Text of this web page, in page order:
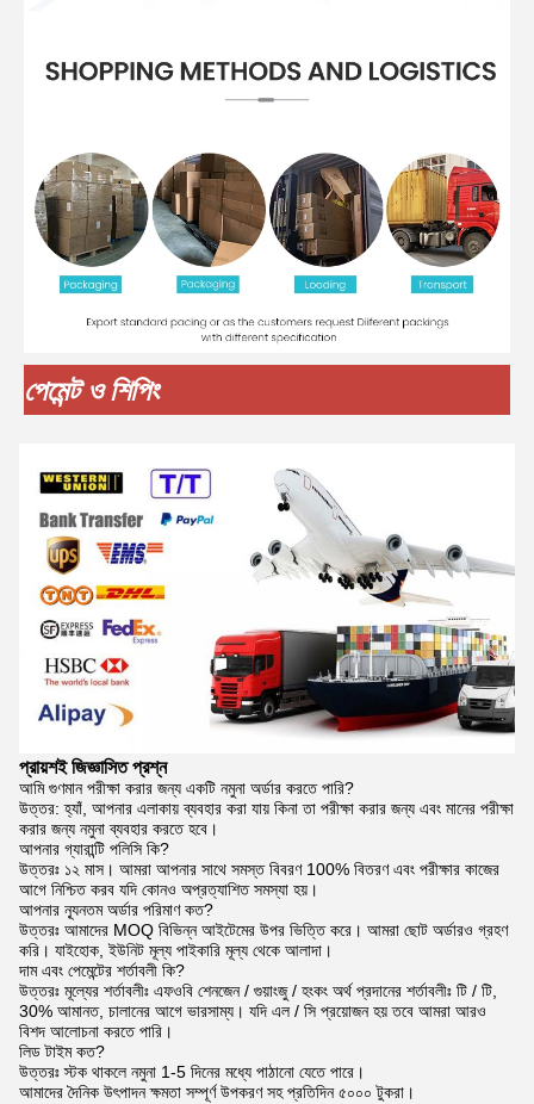
পেমেন্ট ও শিপিং
প্রায়শই জিজ্ঞাসিত প্রশ্ন
আমি গুণমান পরীক্ষা করার জন্য একটি নমুনা অর্ডার করতে পারি?
উত্তর: হ্যাঁ, আপনার এলাকায় ব্যবহার করা যায় কিনা তা পরীক্ষা করার জন্য এবং মানের পরীক্ষা
করার জন্য নমুনা ব্যবহার করতে হবে।
আপনার গ্যারান্টি পলিসি কি?
উত্তরঃ ১২ মাস। আমরা আপনার সাথে সমস্ত বিবরণ 100% বিতরণ এবং পরীক্ষার কাজের
আগে নিশ্চিত করব যদি কোনও অপ্রত্যাশিত সমস্যা হয়।
আপনার ন্যূনতম অর্ডার পরিমাণ কত?
উত্তরঃ আমাদের MOQ বিভিন্ন আইটেমের উপর ভিত্তি করে। আমরা ছোট অর্ডারও গ্রহণ
করি। যাইহোক, ইউনিট মূল্য পাইকারি মূল্য থেকে আলাদা।
দাম এবং পেমেন্টের শর্তাবলী কি?
উত্তরঃ মূল্যের শর্তাবলীঃ এফওবি শেনজেন / গুয়াংজু / হংকং অর্থ প্রদানের শর্তাবলীঃ টি / টি,
30% আমানত, চালানের আগে ভারসাম্য। যদি এল / সি প্রয়োজন হয় তবে আমরা আরও
বিশদ আলোচনা করতে পারি।
লিড টাইম কত?
উত্তরঃ স্টক থাকলে নমুনা 1-5 দিনের মধ্যে পাঠানো যেতে পারে।
আমাদের দৈনিক উৎপাদন ক্ষমতা সম্পূর্ণ উপকরণ সহ প্রতিদিন ৫০০০ টুকরা।